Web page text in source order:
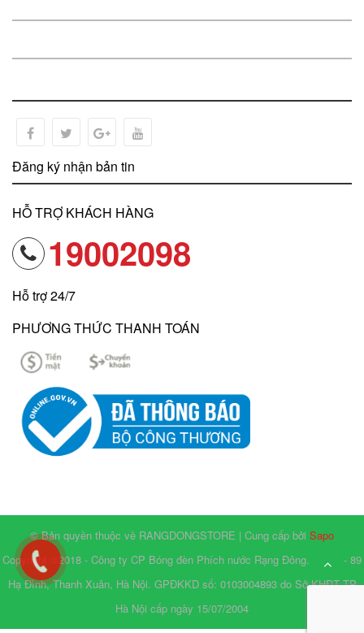
Đăng ký nhận bản tin
HỖ TRỢ KHÁCH HÀNG
19002098
Hỗ trợ 24/7
PHƯƠNG THỨC THANH TOÁN
© Bản quyền thuộc về RANGDONGSTORE | Cung cấp bởi Sapo
Copyright ©2018 - Công ty CP Bóng đèn Phích nước Rạng Đông. Số 87 - 89
Hạ Đình, Thanh Xuân, Hà Nội. GPĐKKD số: 0103004893 do Sở KHĐT TP
Hà Nội cấp ngày 15/07/2004